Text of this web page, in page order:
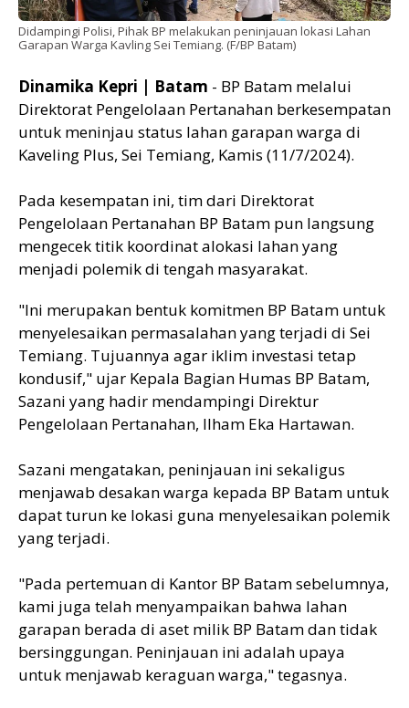
Didampingi Polisi, Pihak BP melakukan peninjauan lokasi Lahan
Garapan Warga Kavling Sei Temiang. (F/BP Batam)
Dinamika Kepri | Batam - BP Batam melalui
Direktorat Pengelolaan Pertanahan berkesempatan
untuk meninjau status lahan garapan warga di
Kaveling Plus, Sei Temiang, Kamis (11/7/2024).
Pada kesempatan ini, tim dari Direktorat
Pengelolaan Pertanahan BP Batam pun langsung
mengecek titik koordinat alokasi lahan yang
menjadi polemik di tengah masyarakat.
"Ini merupakan bentuk komitmen BP Batam untuk
menyelesaikan permasalahan yang terjadi di Sei
Temiang. Tujuannya agar iklim investasi tetap
kondusif," ujar Kepala Bagian Humas BP Batam,
Sazani yang hadir mendampingi Direktur
Pengelolaan Pertanahan, Ilham Eka Hartawan.
Sazani mengatakan, peninjauan ini sekaligus
menjawab desakan warga kepada BP Batam untuk
dapat turun ke lokasi guna menyelesaikan polemik
yang terjadi.
"Pada pertemuan di Kantor BP Batam sebelumnya,
kami juga telah menyampaikan bahwa lahan
garapan berada di aset milik BP Batam dan tidak
bersinggungan. Peninjauan ini adalah upaya
untuk menjawab keraguan warga," tegasnya.